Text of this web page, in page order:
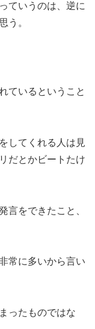
ていうのは、逆に
う。
ているということ
してくれる人は見
だとかビートたけ
言をできたこと、
常に多いから言い
ったものではな